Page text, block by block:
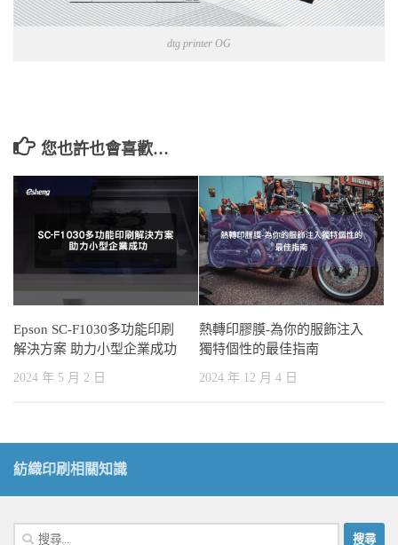
dtg printer OG
您也許也會喜歡…
Epson SC-F1030多功能印刷
解決方案 助力小型企業成功
2024 年 5 月 2 日
熱轉印膠膜-為你的服飾注入
獨特個性的最佳指南
2024 年 12 月 4 日
紡織印刷相關知識
搜